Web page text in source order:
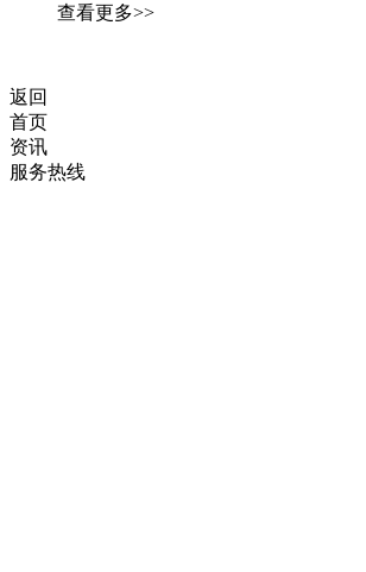
查看更多>>
返回
首页
资讯
服务热线